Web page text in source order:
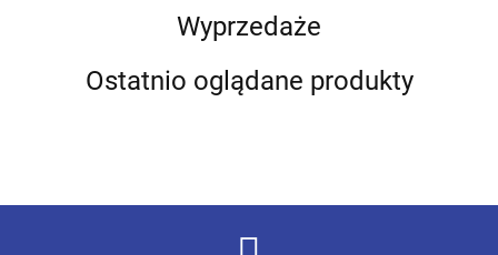
Wyprzedaże
Ostatnio oglądane produkty